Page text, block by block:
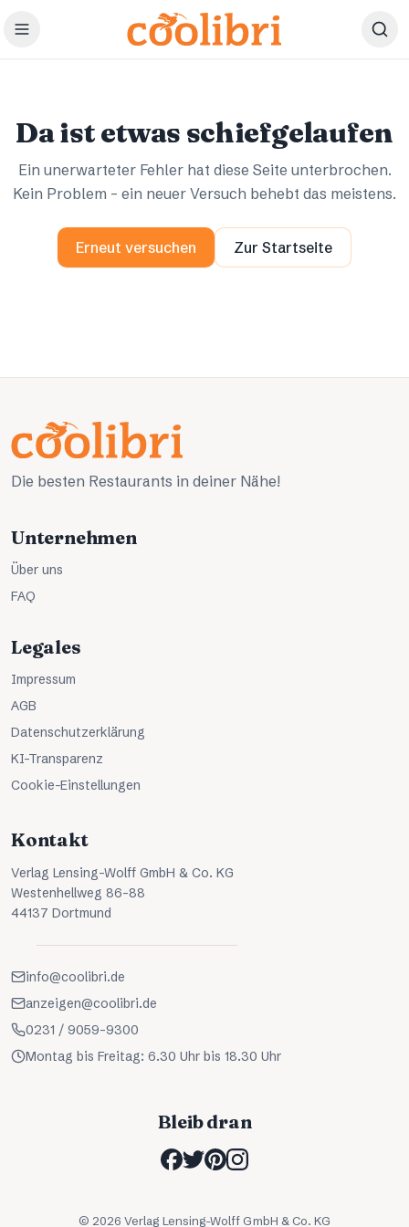
Zum Hauptinhalt springen
Da ist etwas schiefgelaufen
Ein unerwarteter Fehler hat diese Seite unterbrochen.
Kein Problem – ein neuer Versuch behebt das meistens.
Erneut versuchen Zur Startseite
Die besten Restaurants in deiner Nähe!
Unternehmen
Über uns
FAQ
Legales
Impressum
AGB
Datenschutzerklärung
KI-Transparenz
Cookie-Einstellungen
Kontakt
Verlag Lensing-Wolff GmbH & Co. KG
Westenhellweg 86-88
44137 Dortmund
info@coolibri.de
anzeigen@coolibri.de
0231 / 9059-9300
Montag bis Freitag: 6.30 Uhr bis 18.30 Uhr
Bleib dran
© 2026 Verlag Lensing-Wolff GmbH & Co. KG